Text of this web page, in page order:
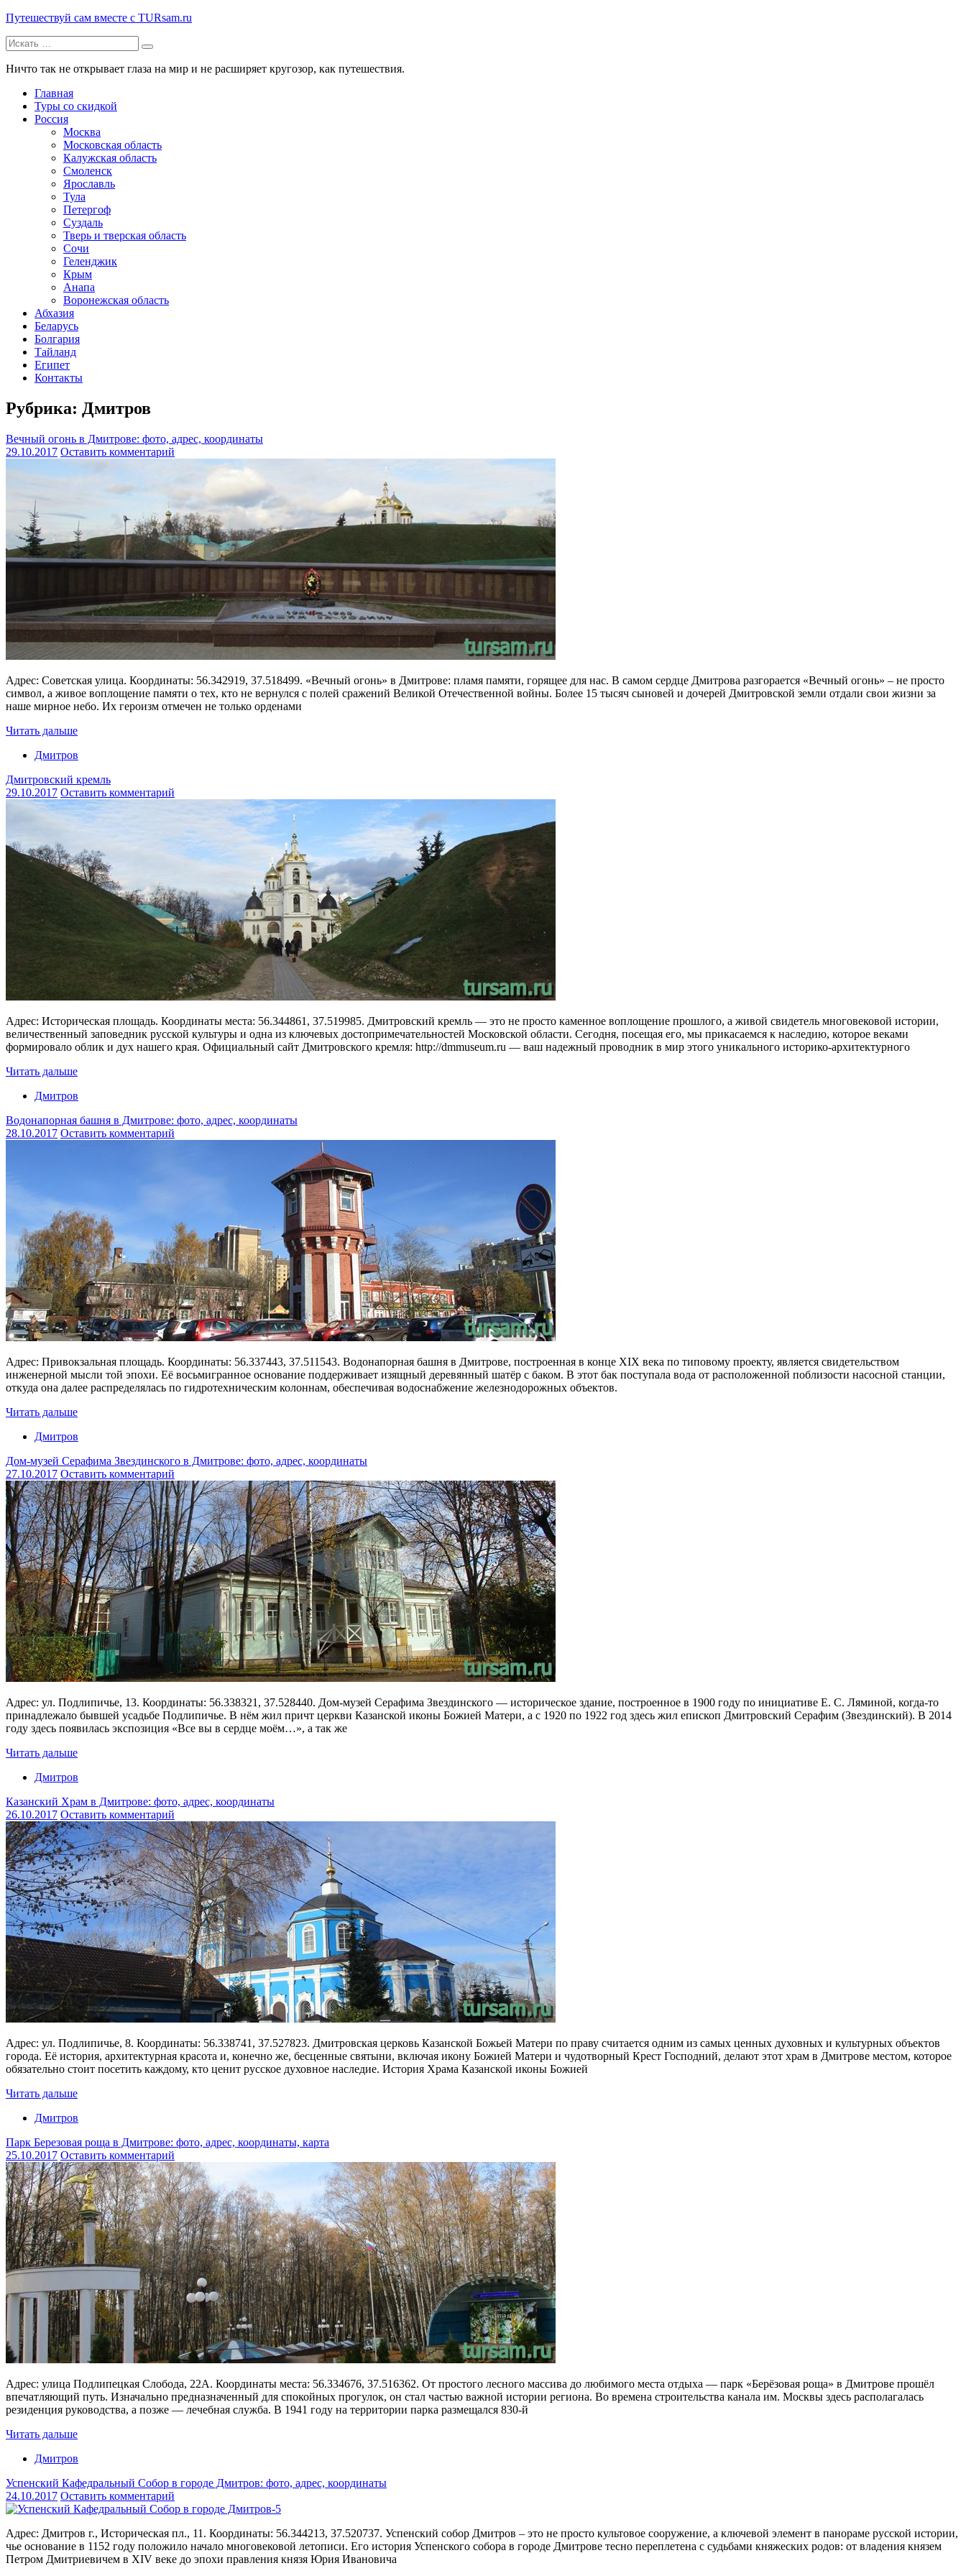
Путешествуй сам вместе с TURsam.ru
Путешествуй и узнавай новые места вместе с нами.
Искать:
Ничто так не открывает глаза на мир и не расширяет кругозор, как путешествия.
Главная
Туры со скидкой
Россия
Москва
Московская область
Калужская область
Смоленск
Ярославль
Тула
Петергоф
Суздаль
Тверь и тверская область
Сочи
Геленджик
Крым
Анапа
Воронежская область
Абхазия
Беларусь
Болгария
Тайланд
Египет
Контакты
Рубрика: Дмитров
Вечный огонь в Дмитрове: фото, адрес, координаты
29.10.2017 Оставить комментарий
Адрес: Советская улица. Координаты: 56.342919, 37.518499. «Вечный огонь» в Дмитрове: пламя памяти, горящее для нас. В самом сердце Дмитрова разгорается «Вечный огонь» – не просто
символ, а живое воплощение памяти о тех, кто не вернулся с полей сражений Великой Отечественной войны. Более 15 тысяч сыновей и дочерей Дмитровской земли отдали свои жизни за
наше мирное небо. Их героизм отмечен не только орденами
Читать дальше
Дмитров
Дмитровский кремль
29.10.2017 Оставить комментарий
Адрес: Историческая площадь. Координаты места: 56.344861, 37.519985. Дмитровский кремль — это не просто каменное воплощение прошлого, а живой свидетель многовековой истории,
величественный заповедник русской культуры и одна из ключевых достопримечательностей Московской области. Сегодня, посещая его, мы прикасаемся к наследию, которое веками
формировало облик и дух нашего края. Официальный сайт Дмитровского кремля: http://dmmuseum.ru — ваш надежный проводник в мир этого уникального историко-архитектурного
Читать дальше
Дмитров
Водонапорная башня в Дмитрове: фото, адрес, координаты
28.10.2017 Оставить комментарий
Адрес: Привокзальная площадь. Координаты: 56.337443, 37.511543. Водонапорная башня в Дмитрове, построенная в конце XIX века по типовому проекту, является свидетельством
инженерной мысли той эпохи. Её восьмигранное основание поддерживает изящный деревянный шатёр с баком. В этот бак поступала вода от расположенной поблизости насосной станции,
откуда она далее распределялась по гидротехническим колоннам, обеспечивая водоснабжение железнодорожных объектов.
Читать дальше
Дмитров
Дом-музей Серафима Звездинского в Дмитрове: фото, адрес, координаты
27.10.2017 Оставить комментарий
Адрес: ул. Подлипичье, 13. Координаты: 56.338321, 37.528440. Дом-музей Серафима Звездинского — историческое здание, построенное в 1900 году по инициативе Е. С. Ляминой, когда-то
принадлежало бывшей усадьбе Подлипичье. В нём жил причт церкви Казанской иконы Божией Матери, а с 1920 по 1922 год здесь жил епископ Дмитровский Серафим (Звездинский). В 2014
году здесь появилась экспозиция «Все вы в сердце моём…», а так же
Читать дальше
Дмитров
Казанский Храм в Дмитрове: фото, адрес, координаты
26.10.2017 Оставить комментарий
Адрес: ул. Подлипичье, 8. Координаты: 56.338741, 37.527823. Дмитровская церковь Казанской Божьей Матери по праву считается одним из самых ценных духовных и культурных объектов
города. Её история, архитектурная красота и, конечно же, бесценные святыни, включая икону Божией Матери и чудотворный Крест Господний, делают этот храм в Дмитрове местом, которое
обязательно стоит посетить каждому, кто ценит русское духовное наследие. История Храма Казанской иконы Божией
Читать дальше
Дмитров
Парк Березовая роща в Дмитрове: фото, адрес, координаты, карта
25.10.2017 Оставить комментарий
Адрес: улица Подлипецкая Слобода, 22А. Координаты места: 56.334676, 37.516362. От простого лесного массива до любимого места отдыха — парк «Берёзовая роща» в Дмитрове прошёл
впечатляющий путь. Изначально предназначенный для спокойных прогулок, он стал частью важной истории региона. Во времена строительства канала им. Москвы здесь располагалась
резиденция руководства, а позже — лечебная служба. В 1941 году на территории парка размещался 830-й
Читать дальше
Дмитров
Успенский Кафедральный Собор в городе Дмитров: фото, адрес, координаты
24.10.2017 Оставить комментарий
Адрес: Дмитров г., Историческая пл., 11. Координаты: 56.344213, 37.520737. Успенский собор Дмитров – это не просто культовое сооружение, а ключевой элемент в панораме русской истории,
чье основание в 1152 году положило начало многовековой летописи. Его история Успенского собора в городе Дмитрове тесно переплетена с судьбами княжеских родов: от владения князем
Петром Дмитриевичем в XIV веке до эпохи правления князя Юрия Ивановича